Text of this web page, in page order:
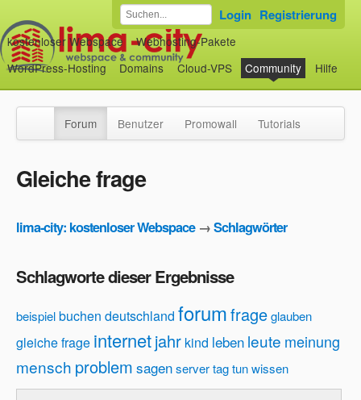
kostenloser Webspace
Webhosting-Pakete
WordPress-Hosting
Domains Cloud-VPS Community Hilfe
Login Registrierung
Forum Benutzer Promowall Tutorials
Gleiche frage
lima-city: kostenloser Webspace→Schlagwörter
Schlagworte dieser Ergebnisse
beispielbuchen deutschland forumfrageglauben
gleiche frage internetjahr kind leben leute meinung
mensch problem sagenservertagtunwissen